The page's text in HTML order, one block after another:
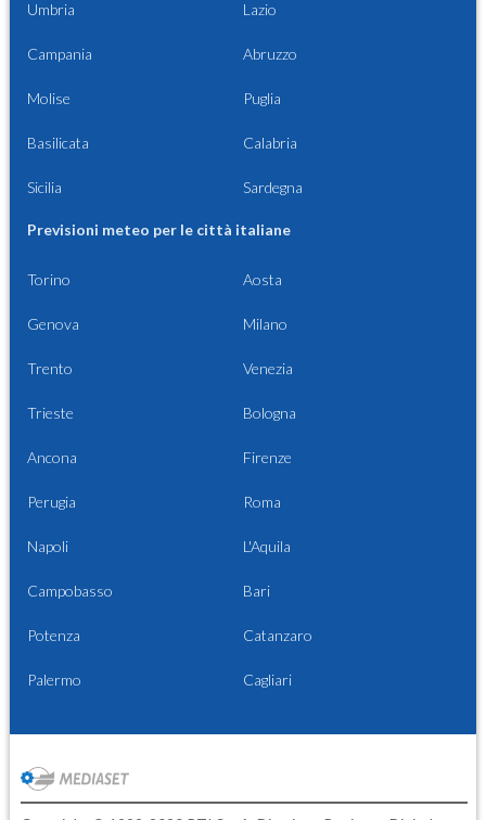
Umbria Lazio
Campania Abruzzo
Molise Puglia
Basilicata Calabria
Sicilia Sardegna
Previsioni meteo per le città italiane
Torino Aosta
Genova Milano
Trento Venezia
Trieste Bologna
Ancona Firenze
Perugia Roma
Napoli L'Aquila
Campobasso Bari
Potenza Catanzaro
Palermo Cagliari